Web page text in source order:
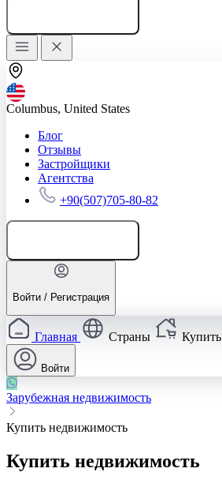
Columbus, United States
Блог
Отзывы
Застройщики
Агентства
+90(507)705-80-82
Войти / Регистрация
Главная Страны Купить
Войти
Зарубежная недвижимость
Купить недвижимость
Купить недвижимость